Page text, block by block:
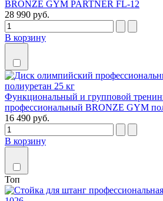
BRONZE GYM PARTNER FL-12
28 990 руб.
В корзину
Функциональный и групповой
профессиональный BRONZE GYM
16 490 руб.
В корзину
Топ